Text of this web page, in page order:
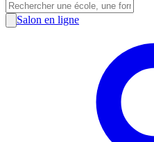
Salon en ligne